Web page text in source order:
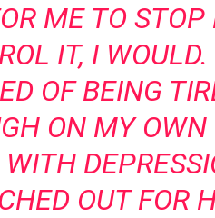
ME TO
IT, I
OF BEING
ON MY
OUT FOR